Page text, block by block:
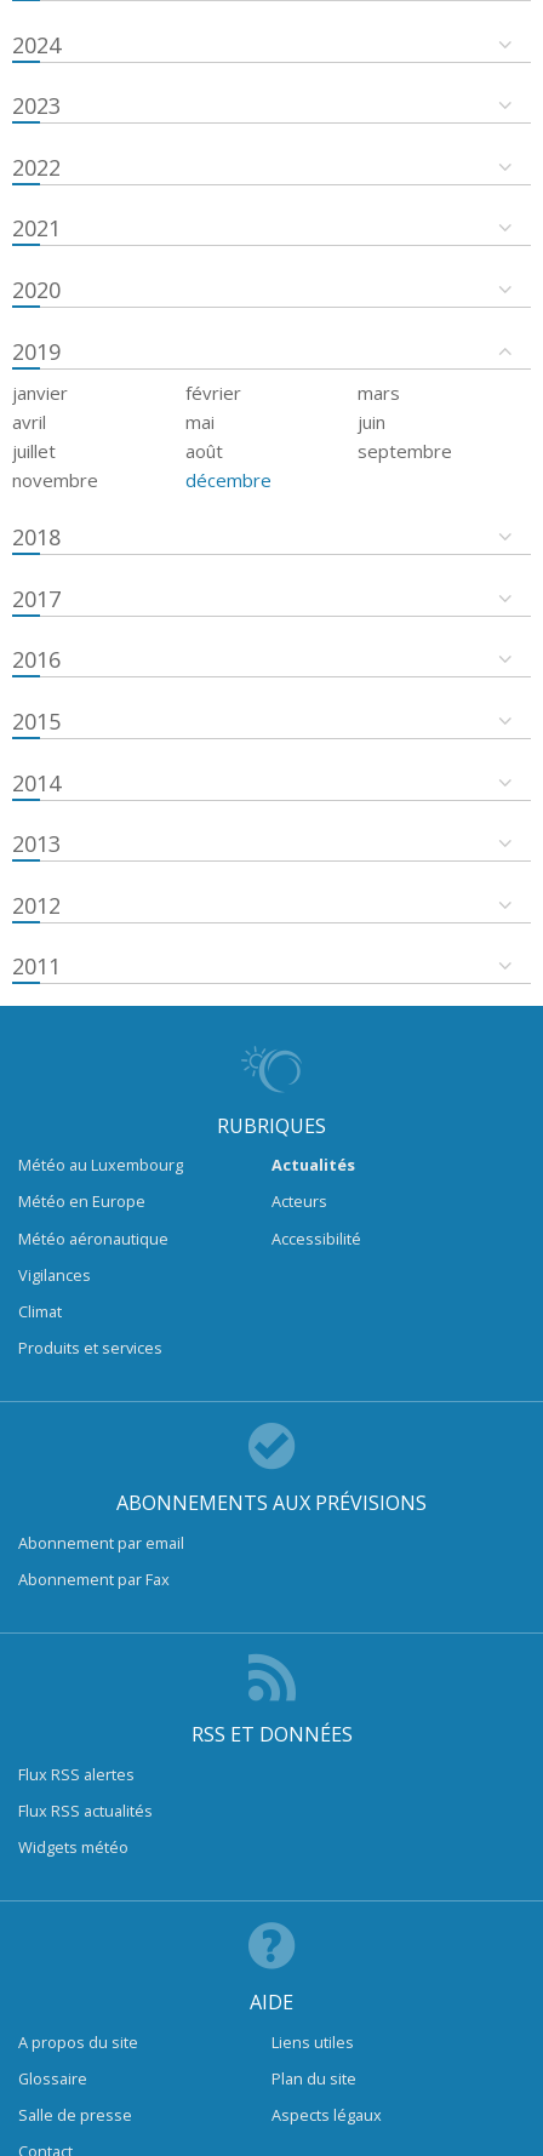
2024
2023
2022
2021
2020
2019
janvier février
mars
avril
mai
juin
juillet
août
septembre
novembre
décembre
2018
2017
2016
2015
2014
2013
2012
2011
RUBRIQUES
Météo au Luxembourg
Météo en Europe
Météo aéronautique
Vigilances
Climat
Produits et services
Actualités
Acteurs
Accessibilité
ABONNEMENTS AUX PRÉVISIONS
Abonnement par email
Abonnement par Fax
RSS ET DONNÉES
Flux RSS alertes
Flux RSS actualités
Widgets météo
AIDE
A propos du site
Glossaire
Salle de presse
Contact
Liens utiles
Plan du site
Aspects légaux